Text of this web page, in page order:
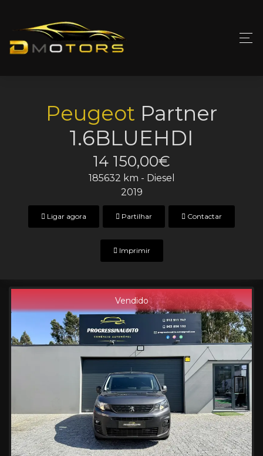
Peugeot Partner
1.6BLUEHDI
14 150,00€
185632 km - Diesel
2019
Ligar agora Partilhar Contactar
Imprimir
Vendido
Next